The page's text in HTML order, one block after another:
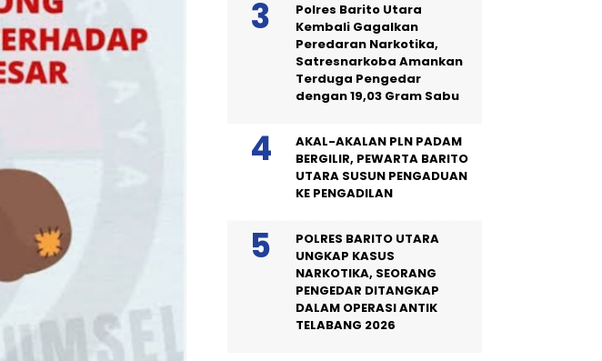
Polres Barito Utara
Kembali Gagalkan
Peredaran Narkotika,
Satresnarkoba Amankan
Terduga Pengedar
dengan 19,03 Gram Sabu
AKAL-AKALAN PLN PADAM
BERGILIR, PEWARTA BARITO
UTARA SUSUN PENGADUAN
KE PENGADILAN
POLRES BARITO UTARA
UNGKAP KASUS
NARKOTIKA, SEORANG
PENGEDAR DITANGKAP
DALAM OPERASI ANTIK
TELABANG 2026